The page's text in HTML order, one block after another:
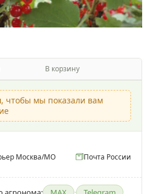
В корзину
, чтобы мы показали вам
Москва/МО
Почта России